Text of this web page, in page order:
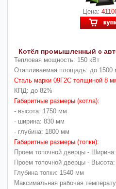
Цена:
Котёл промышленный с
Тепловая мощность: 150 кВт
Отапливаемая площадь: до 1500
Сталь марки 09Г2С толщиной 8
КПД: до 82%
Габаритные размеры (котла):
- высота: 1750 мм
- ширина: 830 мм
- глубина: 1800 мм
Габаритные размеры (топки):
Проем топочной дверцы -
Проем топочной дверцы -
Глубина топки: 1540 мм
Максимальная рабочая